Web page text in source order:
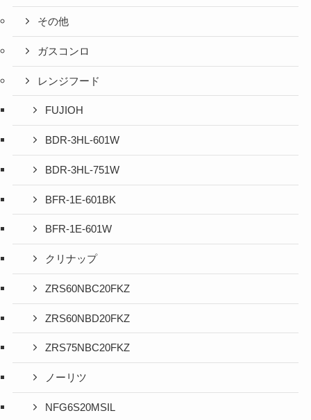
その他
ガスコンロ
レンジフード
FUJIOH
BDR-3HL-601W
BDR-3HL-751W
BFR-1E-601BK
BFR-1E-601W
クリナップ
ZRS60NBC20FKZ
ZRS60NBD20FKZ
ZRS75NBC20FKZ
ノーリツ
NFG6S20MSIL